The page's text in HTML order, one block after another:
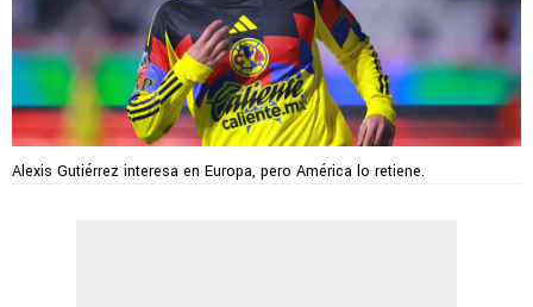
Alexis Gutiérrez interesa en Europa, pero América lo retiene.